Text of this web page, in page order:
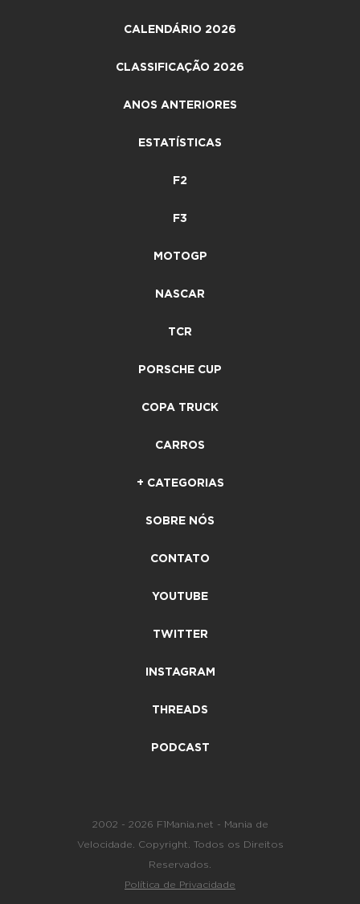
CALENDÁRIO 2026
CLASSIFICAÇÃO 2026
ANOS ANTERIORES
ESTATÍSTICAS
F2
F3
MOTOGP
NASCAR
TCR
PORSCHE CUP
COPA TRUCK
CARROS
+ CATEGORIAS
SOBRE NÓS
CONTATO
YOUTUBE
TWITTER
INSTAGRAM
THREADS
PODCAST
2002 - 2026 F1Mania.net - Mania de
Velocidade. Copyright. Todos os Direitos
Reservados.
Política de Privacidade